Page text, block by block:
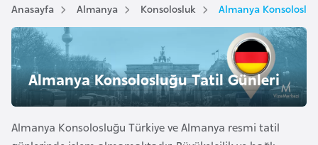
a
V
i
z
e
İ
ş
i
ş
i
Anasayfa Almanya Konsolosluk Almanya
Almanya Konsolosluğu Tatil Günleri
Almanya Konsolosluğu Türkiye ve Almanya resmi tatil
v
u
t